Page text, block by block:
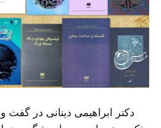
دکتر ابراهیمی دینانی در